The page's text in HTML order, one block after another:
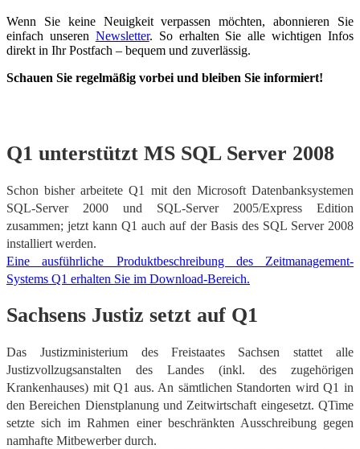
Wenn Sie keine Neuigkeit verpassen möchten, abonnieren Sie
einfach unseren Newsletter. So erhalten Sie alle wichtigen Infos
direkt in Ihr Postfach – bequem und zuverlässig.
Schauen Sie regelmäßig vorbei und bleiben Sie informiert!
Q1 unterstützt MS SQL Server 2008
Schon bisher arbeitete Q1 mit den Microsoft Datenbanksystemen
SQL-Server 2000 und SQL-Server 2005/Express Edition
zusammen; jetzt kann Q1 auch auf der Basis des SQL Server 2008
installiert werden.
Eine ausführliche Produktbeschreibung des Zeitmanagement-
Systems Q1 erhalten Sie im Download-Bereich.
Sachsens Justiz setzt auf Q1
Das Justizministerium des Freistaates Sachsen stattet alle
Justizvollzugsanstalten des Landes (inkl. des zugehörigen
Krankenhauses) mit Q1 aus. An sämtlichen Standorten wird Q1 in
den Bereichen Dienstplanung und Zeitwirtschaft eingesetzt. QTime
setzte sich im Rahmen einer beschränkten Ausschreibung gegen
namhafte Mitbewerber durch.